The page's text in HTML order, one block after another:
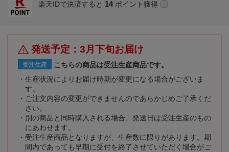
楽天IDで決済すると 14 ポイント獲得
発送予定：3月下旬お届け
受注生産
こちらの商品は受注生産商品です。
生産状況によりお届け時期が変更になる場合がございま
す。
ご注文内容の変更ができませんのであらかじめご了承くだ
さい。
別の商品と同時購入される場合、発送日は受注生産のもの
にあわせます。
受注生産商品となりますが、生産数に限りがあります。期
間内であっても早期に受付を終了させていただく場合がご